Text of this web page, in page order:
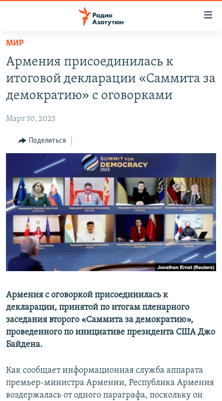
Перейти
основному
содержанию
основной
навигации
Перейти
НОВОСТИ
ЭКОНОМИКА
РЕГИОН
НАГОРНЫЙ КАРАБАХ
КУЛЬТУРА
СПОРТ
АРХИВ
Հայերեն
English
Все сайты Радио Азатутюн
МИР
Армения присоединилась к
итоговой декларации «Саммита за
демократию» с оговорками
Март 30, 2023
Поделиться
Армения с оговоркой присоединилась к
декларации, принятой по итогам пленарного
заседания второго «Саммита за демократию»,
проведенного по инициативе президента США Джо
Байдена.
Как сообщает информационная служба аппарата
премьер-министра Армении, Республика Армения
воздержалась от одного параграфа, поскольку он